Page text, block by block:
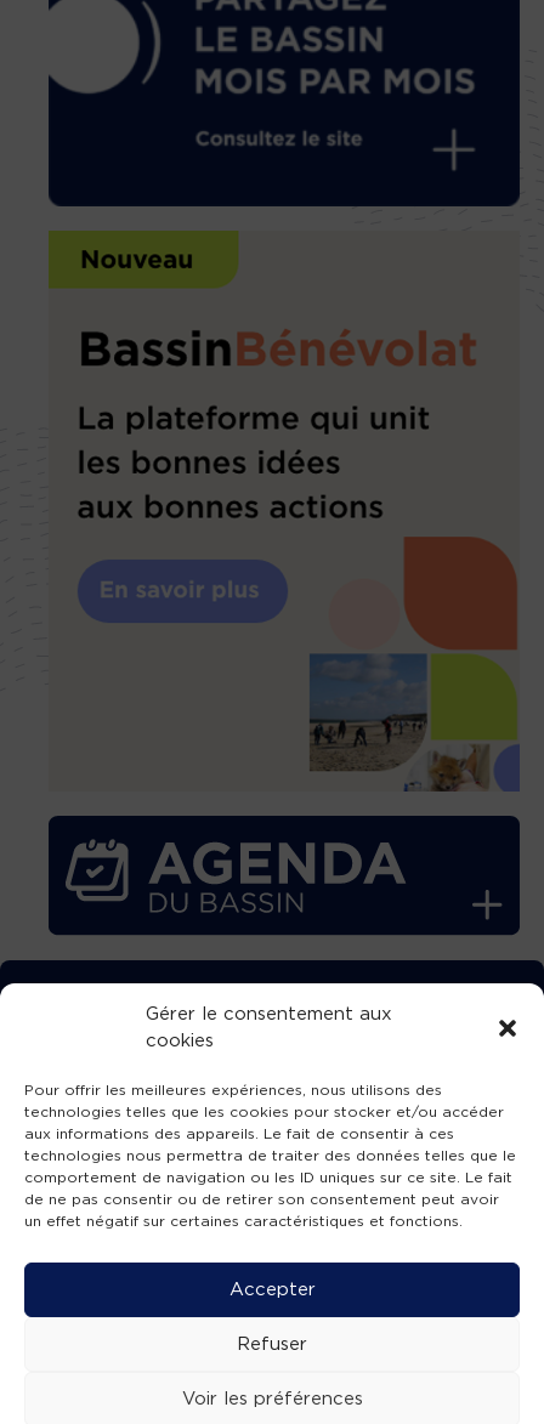
Gérer le consentement aux
cookies
Pour offrir les meilleures expériences, nous utilisons des
technologies telles que les cookies pour stocker et/ou accéder
aux informations des appareils. Le fait de consentir à ces
technologies nous permettra de traiter des données telles que le
comportement de navigation ou les ID uniques sur ce site. Le fait
de ne pas consentir ou de retirer son consentement peut avoir
un effet négatif sur certaines caractéristiques et fonctions.
Accepter
Refuser
Voir les préférences
TÉLÉCHARGEZ GRATUITEMENT
L’APPLICATION TVBA !
SUIVEZ-NOUS !
Mentions légales -Accessibilité